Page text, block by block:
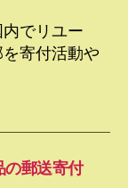
でリユー
寄付活動や
の郵送寄付